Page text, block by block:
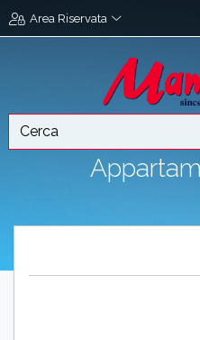
Area Riservata